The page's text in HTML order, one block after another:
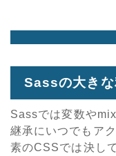
Sassの大きな
Sassでは変数や
継承にいつでもア
素のCSSでは決し